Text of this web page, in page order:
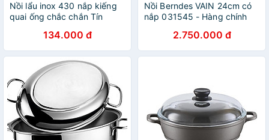
Nồi lẩu inox 430 nắp kiếng
quai ống chắc chắn Tín
26cm, bền bỉ, tiện dụng
134.000 đ
Nồi Berndes VAIN 24cm có
nắp 031545 - Hàng chính
2.750.000 đ